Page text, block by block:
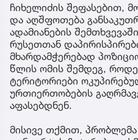
ჩიხელიძის შეფასებით,
და აღშფოთება
ადამიანების
რუსეთთან
მხარდამჭერებად
წლის ომის შემდეგ,
ტერიტორიები
ურთიერთობების
აფასებდნენ.
მისივე თქმით,